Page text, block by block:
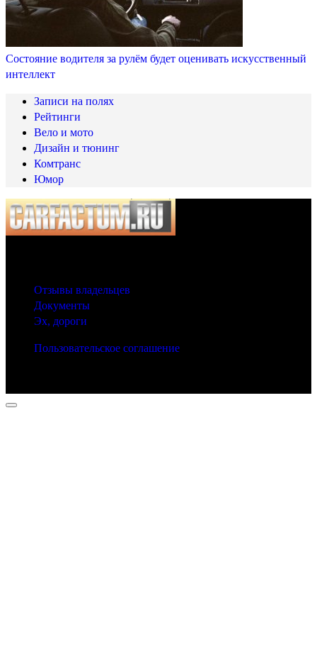
Состояние водителя за рулём будет оценивать искусственный
интеллект
Записи на полях
Рейтинги
Вело и мото
Дизайн и тюнинг
Комтранс
Юмор
Отзывы владельцев
Документы
Эх, дороги
Пользовательское соглашение